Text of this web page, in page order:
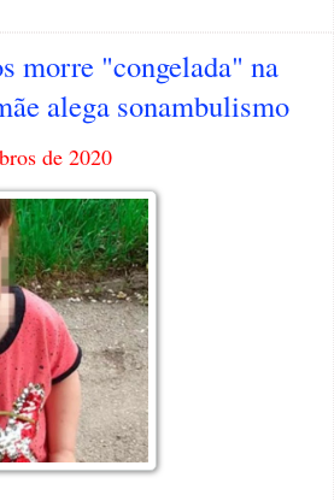
morre "congelada" na
alega sonambulismo
de 2020